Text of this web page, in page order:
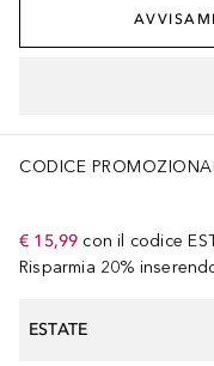
CODICE
€ 15,99 con il codice
Risparmia 20%
ESTATE